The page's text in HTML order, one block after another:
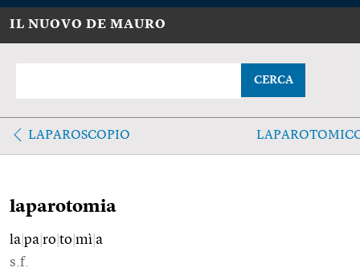
IL NUOVO DE MAURO
CERCA
LAPAROSCOPIO
laparotomia
la pa ro to mì a
s.f.